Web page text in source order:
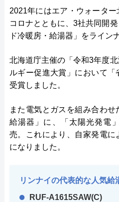
2021年にはエア・ウォータ
コロナとともに、3社共同開
ド冷暖房・給湯器」をライン
北海道庁主催の「令和3年度
ルギー促進大賞」において
受賞しました。
また電気とガスを組み合わせ
給湯器」に、「太陽光発電
売。これにより、自家発電
になりました。
リンナイの代表的な人気給
RUF-A1615SAW(C)